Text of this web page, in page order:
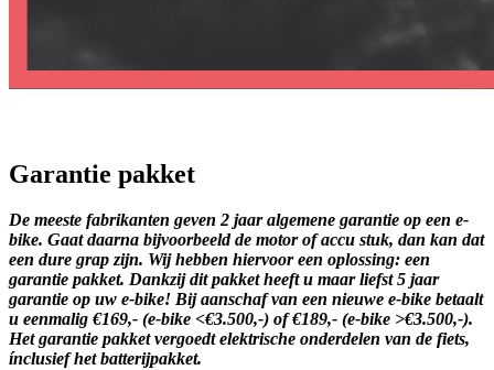
Garantie pakket
De meeste fabrikanten geven 2 jaar algemene garantie op een e-
bike. Gaat daarna bijvoorbeeld de motor of accu stuk, dan kan dat
een dure grap zijn. Wij hebben hiervoor een oplossing: een
garantie pakket. Dankzij dit pakket heeft u maar liefst 5 jaar
garantie op uw e-bike! Bij aanschaf van een nieuwe e-bike betaalt
u eenmalig €169,- (e-bike <€3.500,-) of €189,- (e-bike >€3.500,-).
Het garantie pakket vergoedt elektrische onderdelen van de fiets,
ínclusief het batterijpakket.